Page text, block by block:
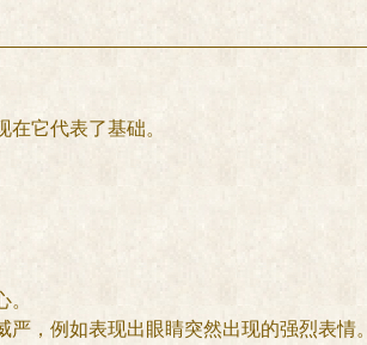
它代表了基础。
，例如表现出眼睛突然出现的强烈表情。